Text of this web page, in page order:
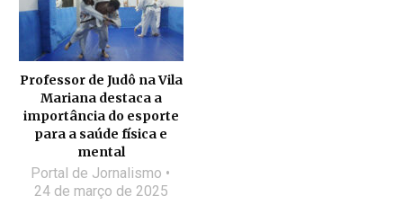
Professor de Judô na Vila
Mariana destaca a
importância do esporte
para a saúde física e
mental
Portal de Jornalismo
24 de março de 2025